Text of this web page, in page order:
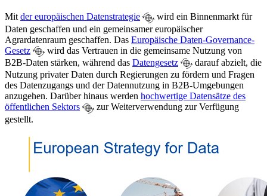
Mitder europäischen Datenstrategie
wird ein Binnenmarkt für
Daten geschaffen und ein gemeinsamer europäischer
Agrardatenraum geschaffen. Das Europäische Daten-Governance-
Gesetz
wird das Vertrauen in die gemeinsame Nutzung von
B2B-Daten stärken, während das Datengesetz
darauf abzielt, die
Nutzung privater Daten durch Regierungen zu fördern und Fragen
des Datenzugangs und der Datennutzung in B2B-Umgebungen
anzugehen. Darüber hinaus werden hochwertige Datensätze des
öffentlichen Sektors
zur Weiterverwendung zur Verfügung
gestellt.